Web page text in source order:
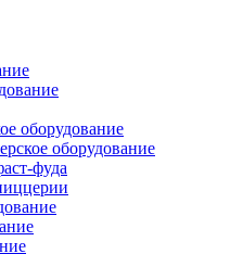
оборудование
оборудование
фуда